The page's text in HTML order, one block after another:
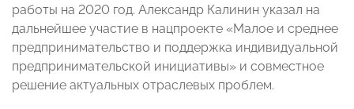
работы на 2020 год. Александр Калинин указал на
дальнейшее участие в нацпроекте «Малое и среднее
предпринимательство и поддержка индивидуальной
предпринимательской инициативы» и совместное
решение актуальных отраслевых проблем.